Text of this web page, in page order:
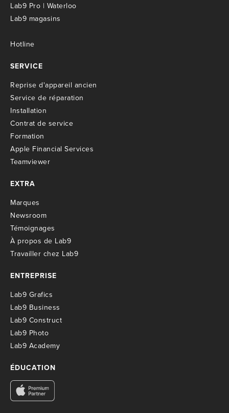
Lab9 Pro | Waterloo
Lab9 magasins
Hotline
SERVICE
Reprise d'appareil ancien
Service de réparation
Installation
Contrat de service
Formation
Apple Financial Services
Teamviewer
EXTRA
Marques
Newsroom
Témoignages
À propos de Lab9
Travailler chez Lab9
ENTREPRISE
Lab9 Grafics
Lab9 Business
Lab9 Construct
Lab9 Photo
Lab9 Academy
ÉDUCATION